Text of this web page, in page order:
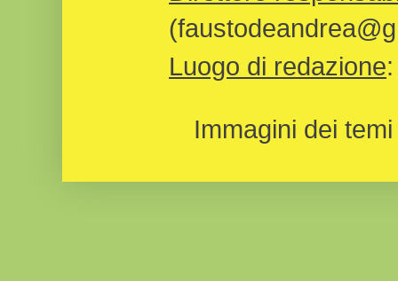
Luogo di redazione
Immagini dei